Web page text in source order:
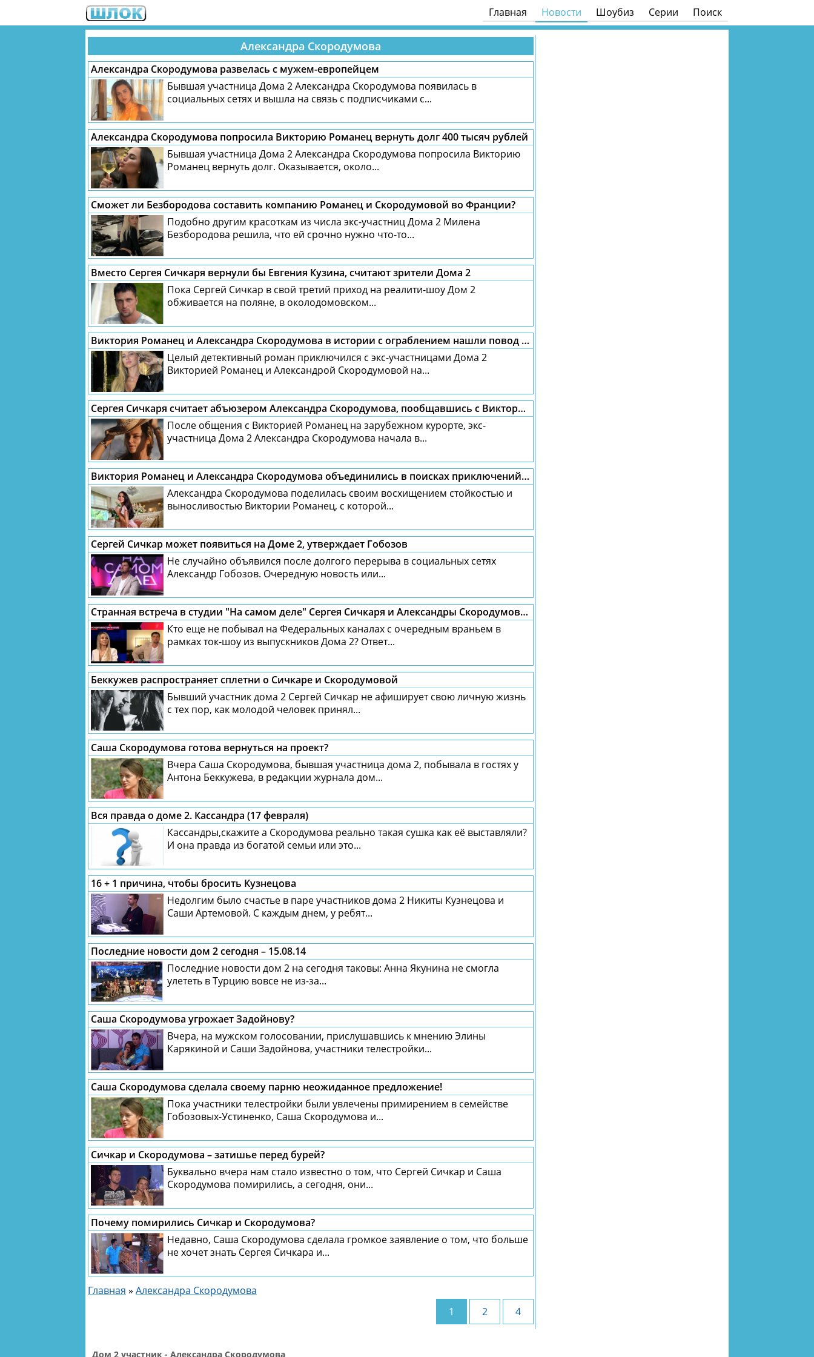
Главная Новости Шоубиз Серии Поиск
Александра Скородумова
Александра Скородумова развелась с мужем-европейцем
Бывшая участница Дома 2 Александра Скородумова появилась в
социальных сетях и вышла на связь с подписчиками с...
Александра Скородумова попросила Викторию Романец вернуть долг 400 тысяч рублей
Бывшая участница Дома 2 Александра Скородумова попросила Викторию
Романец вернуть долг. Оказывается, около...
Сможет ли Безбородова составить компанию Романец и Скородумовой во Франции?
Подобно другим красоткам из числа экс-участниц Дома 2 Милена
Безбородова решила, что ей срочно нужно что-то...
Вместо Сергея Сичкаря вернули бы Евгения Кузина, считают зрители Дома 2
Пока Сергей Сичкар в свой третий приход на реалити-шоу Дом 2
обживается на поляне, в околодомовском...
Виктория Романец и Александра Скородумова в истории с ограблением нашли повод покинуть Канны
Целый детективный роман приключился с экс-участницами Дома 2
Викторией Романец и Александрой Скородумовой на...
Сергея Сичкаря считает абъюзером Александра Скородумова, пообщавшись с Викторией Романец
После общения с Викторией Романец на зарубежном курорте, экс-
участница Дома 2 Александра Скородумова начала в...
Виктория Романец и Александра Скородумова объединились в поисках приключений за рубежом
Александра Скородумова поделилась своим восхищением стойкостью и
выносливостью Виктории Романец, с которой...
Сергей Сичкар может появиться на Доме 2, утверждает Гобозов
Не случайно объявился после долгого перерыва в социальных сетях
Александр Гобозов. Очередную новость или...
Странная встреча в студии "На самом деле" Сергея Сичкаря и Александры Скородумовой
Кто еще не побывал на Федеральных каналах с очередным враньем в
рамках ток-шоу из выпускников Дома 2? Ответ...
Беккужев распространяет сплетни о Сичкаре и Скородумовой
Бывший участник дома 2 Сергей Сичкар не афиширует свою личную жизнь
с тех пор, как молодой человек принял...
Саша Скородумова готова вернуться на проект?
Вчера Саша Скородумова, бывшая участница дома 2, побывала в гостях у
Антона Беккужева, в редакции журнала дом...
Вся правда о доме 2. Кассандра (17 февраля)
Кассандры,скажите а Скородумова реально такая сушка как её выставляли?
И она правда из богатой семьи или это...
16 + 1 причина, чтобы бросить Кузнецова
Недолгим было счастье в паре участников дома 2 Никиты Кузнецова и
Саши Артемовой. С каждым днем, у ребят...
Последние новости дом 2 сегодня – 15.08.14
Последние новости дом 2 на сегодня таковы: Анна Якунина не смогла
улететь в Турцию вовсе не из-за...
Саша Скородумова угрожает Задойнову?
Вчера, на мужском голосовании, прислушавшись к мнению Элины
Карякиной и Саши Задойнова, участники телестройки...
Саша Скородумова сделала своему парню неожиданное предложение!
Пока участники телестройки были увлечены примирением в семействе
Гобозовых-Устиненко, Саша Скородумова и...
Сичкар и Скородумова – затишье перед бурей?
Буквально вчера нам стало известно о том, что Сергей Сичкар и Саша
Скородумова помирились, а сегодня, они...
Почему помирились Сичкар и Скородумова?
Недавно, Саша Скородумова сделала громкое заявление о том, что больше
не хочет знать Сергея Сичкара и...
Главная » Александра Скородумова
1
2 4
Дом 2 участник - Александра Скородумова